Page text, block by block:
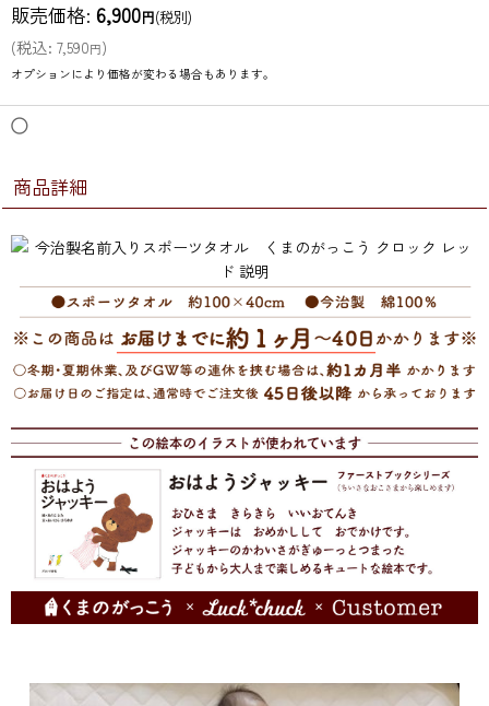
販売価格: 6,900円(税別)
(税込: 7,590円)
オプションにより価格が変わる場合もあります。
◯
商品詳細